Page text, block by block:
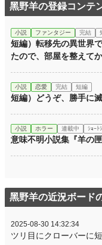
黑野羊の登録コンテ
小説 ファンタジー 完結
短編）転移先の異世界
たので、部屋を整えて
小説 恋愛 完結 短編
短編）どうぞ、勝手に
小説 ホラー 連載中 ｼｮｰﾄ
意味不明小説集『羊の匣
黑野羊の近況ボード
2025-08-30 14:32:34
ツリ目にクローバーに